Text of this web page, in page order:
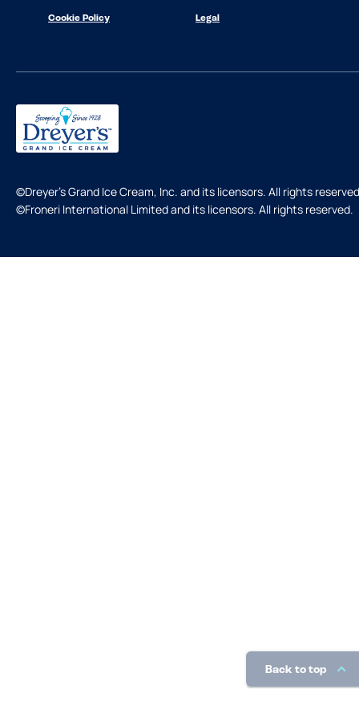
Cookie Policy Legal
©Dreyer's Grand Ice Cream, Inc. and its licensors. All rights
©Froneri International Limited and its licensors. All rights reserved.
Back to top